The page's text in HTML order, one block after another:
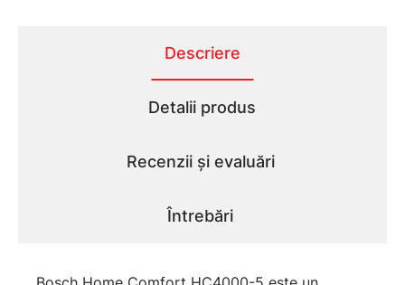
Descriere
Detalii produs
Recenzii și evaluări
Întrebări